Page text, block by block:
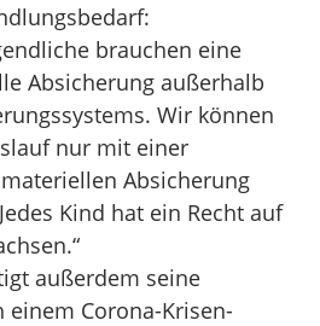
brauchen eine
Absicherung außerhalb
Wir können
nur mit einer
Absicherung
Kind hat ein Recht auf
außerdem seine
einem Corona-Krisen-